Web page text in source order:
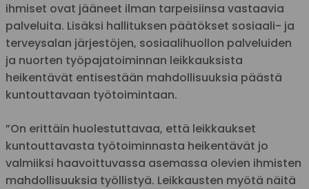
ihmiset ovat jääneet ilman tarpeisiinsa vastaavia
palveluita. Lisäksi hallituksen päätökset sosiaali- ja
terveysalan järjestöjen, sosiaalihuollon palveluiden
ja nuorten työpajatoiminnan leikkauksista
heikentävät entisestään mahdollisuuksia päästä
kuntouttavaan työtoimintaan.
”On erittäin huolestuttavaa, että leikkaukset
kuntouttavasta työtoiminnasta heikentävät jo
valmiiksi haavoittuvassa asemassa olevien ihmisten
mahdollisuuksia työllistyä. Leikkausten myötä näitä